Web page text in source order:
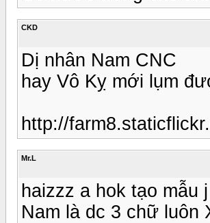
CKD
Dị nhân Nam CNC
hay Vô Kỵ mới lụm
http://
Mr.L
haizzz a hok tạo mẫu
Nam là dc 3 chữ luôn